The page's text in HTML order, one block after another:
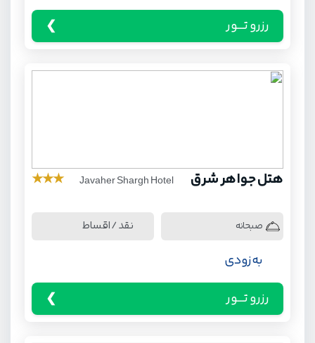
رزرو تـــور
هتل جواهر شرق Javaher Shargh Hotel
★
★
★
صبحانه نقد / اقساط
به زودی
رزرو تـــور